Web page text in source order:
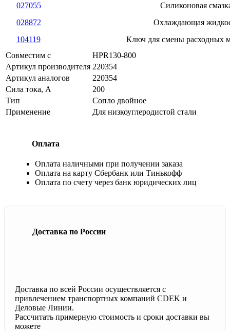
027055
Силиконовая
028872
Охлаждающая
104119
Ключ для смены расходных
Совместим с
HPR130-800
Артикул производителя 220354
Артикул аналогов
220354
Сила тока, А
200
Тип
Сопло двойное
Применение
Для низкоуглеродистой стали
Оплата
Оплата наличными при получении заказа
Оплата на карту Сбербанк или Тинькофф
Оплата по счету через банк юридических лиц
Доставка по России
Доставка по всей России осуществляется с
привлечением транспортных компаний CDEK и
Деловые Линии.
Рассчитать примерную стоимость и сроки доставки вы
можете